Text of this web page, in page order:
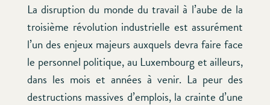
La disruption du monde du travail à l’aube de la
troisième révolution industrielle est assurément
l’un des enjeux majeurs auxquels devra faire face
le personnel politique, au Luxembourg et ailleurs,
dans les mois et années à venir. La peur des
destructions massives d’emplois, la crainte d’une